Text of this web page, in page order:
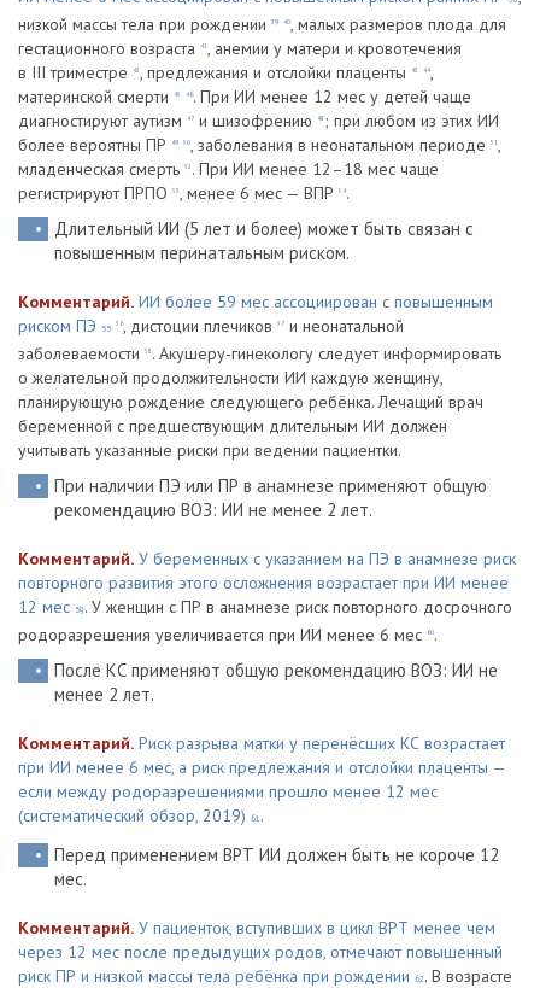
низкой массы тела при рождении
39 40, малых размеров плода для
гестационного возраста
41, анемии у матери и кровотечения
в III триместре
42, предлежания и отслойки плаценты 43 44,
материнской смерти
45 46. При ИИ менее 12 мес у детей чаще
диагностируют аутизм
47 и шизофрению 48 ; при любом из этих ИИ
более вероятны ПР
49 50, заболевания в неонатальном периоде 51,
младенческая смерть
52 . При ИИ менее 12–18 мес чаще
регистрируют ПРПО
53, менее 6 мес — ВПР 54.
Длительный ИИ (5 лет и более) может быть связан с
повышенным перинатальным риском.
Комментарий. ИИ более 59 мес ассоциирован с повышенным
риском ПЭ
55
56, дистоции плечиков 57
и неонатальной
заболеваемости
58 . Акушеру-гинекологу следует информировать
о желательной продолжительности ИИ каждую женщину,
планирующую рождение следующего ребёнка. Лечащий врач
беременной с предшествующим длительным ИИ должен
учитывать указанные риски при ведении пациентки.
При наличии ПЭ или ПР в анамнезе применяют общую
рекомендацию ВОЗ: ИИ не менее 2 лет.
Комментарий. У беременных с указанием на ПЭ в анамнезе риск
повторного развития этого осложнения возрастает при ИИ менее
12 мес 59. У женщин с ПР в анамнезе риск повторного досрочного
родоразрешения увеличивается при ИИ менее 6 мес
60.
После КС применяют общую рекомендацию ВОЗ: ИИ не
менее 2 лет.
Комментарий. Риск разрыва матки у перенёсших КС возрастает
при ИИ менее 6 мес, а риск предлежания и отслойки плаценты —
если между родоразрешениями прошло менее 12 мес
(систематический обзор, 2019) 61 .
Перед применением ВРТ ИИ должен быть не короче 12
мес.
Комментарий. У пациенток, вступивших в цикл ВРТ менее чем
через 12 мес после предыдущих родов, отмечают повышенный
риск ПР и низкой массы тела ребёнка при рождении 62 . В возрасте